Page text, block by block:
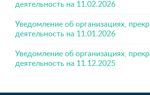
деятельность на 11.02.2026
Уведомление об организациях,
деятельность на 11.01.2026
Уведомление об организациях,
деятельность на 11.12.2025